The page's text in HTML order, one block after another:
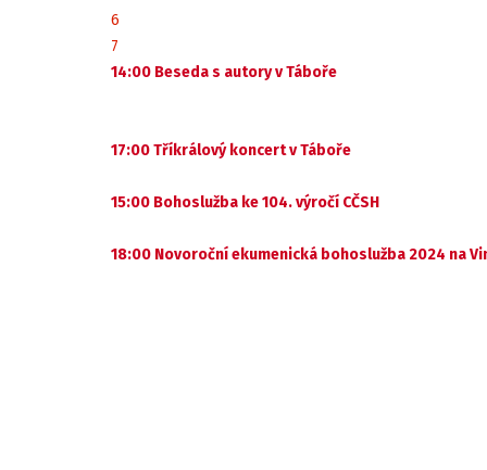
6
7
14:00 Beseda s autory v Táboře
17:00 Tříkrálový koncert v Táboře
15:00 Bohoslužba ke 104. výročí CČSH
18:00 Novoroční ekumenická bohoslužba 2024 na